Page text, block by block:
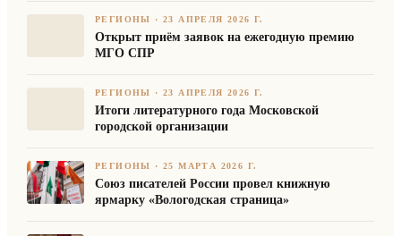
РЕГИОНЫ ·23 АПРЕЛЯ 2026 Г.
Открыт приём заявок на ежегодную премию
МГО СПР
РЕГИОНЫ ·23 АПРЕЛЯ 2026 Г.
Итоги литературного года Московской
городской организации
РЕГИОНЫ ·25 МАРТА 2026 Г.
Союз писателей России провел книжную
ярмарку «Вологодская страница»